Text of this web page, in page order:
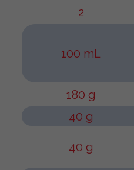
2
100 mL
180 g
40 g
40 g